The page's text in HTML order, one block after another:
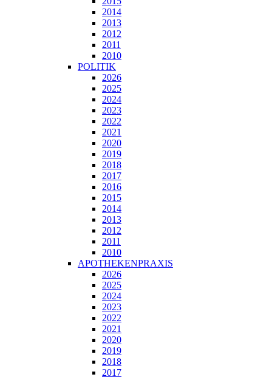
2014
2013
2012
2011
2010
POLITIK
2026
2025
2024
2023
2022
2021
2020
2019
2018
2017
2016
2015
2014
2013
2012
2011
2010
APOTHEKENPRAXIS
2026
2025
2024
2023
2022
2021
2020
2019
2018
2017